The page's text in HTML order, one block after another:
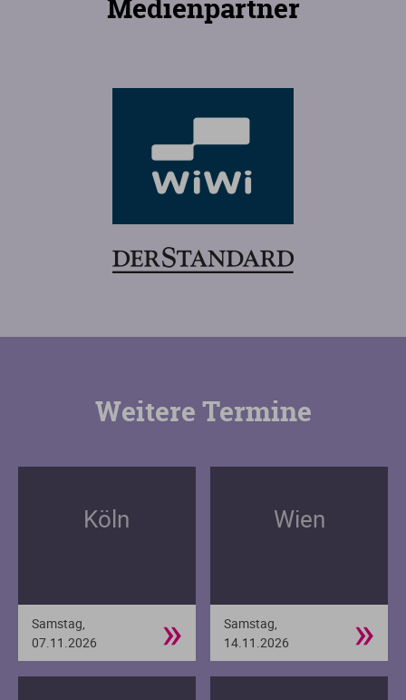
Medienpartner
Weitere Termine
Köln
Samstag,
07.11.2026
»
Wien
Samstag,
14.11.2026
»